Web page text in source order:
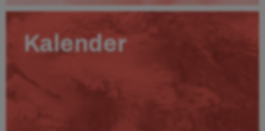
Kalender